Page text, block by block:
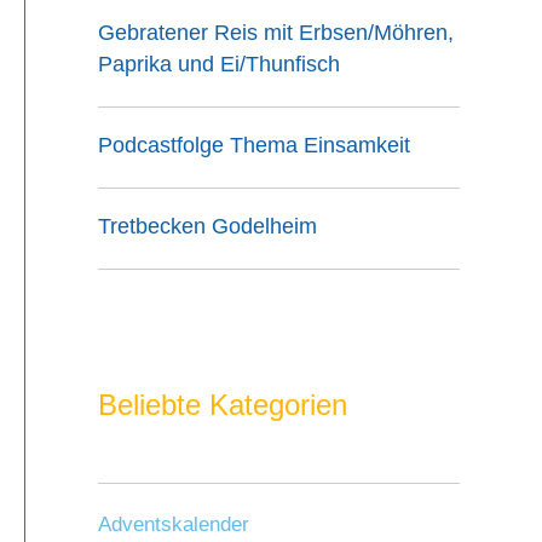
Gebratener Reis mit Erbsen/Möhren,
Paprika und Ei/Thunfisch
Podcastfolge Thema Einsamkeit
Tretbecken Godelheim
Beliebte Kategorien
Adventskalender